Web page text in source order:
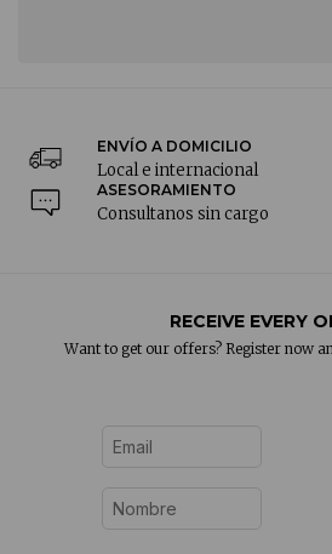
ENVÍO A DOMICILIO
Local e internacional
ASESORAMIENTO
Consultanos sin cargo
RECEIVE EVERY
Want to get our offers? Register now